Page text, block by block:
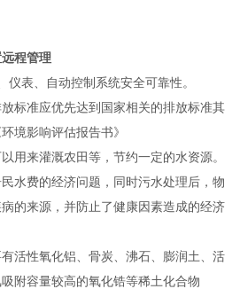
程管理
仪表、自动控制系统安全可靠性。
标准应优先达到国家相关的排放标准其
境影响评估报告书》
用来灌溉农田等，节约一定的水资源。
水费的经济问题，同时污水处理后，物
的来源，并防止了健康因素造成的经济
活性氧化铝、骨炭、沸石、膨润土、活
附容量较高的氧化锆等稀土化合物